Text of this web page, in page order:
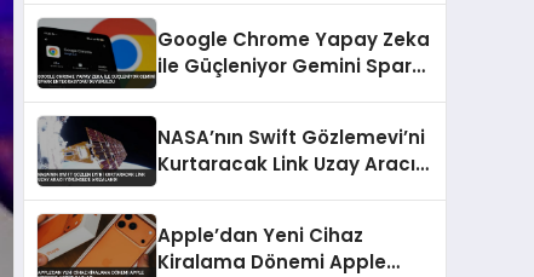
Google Chrome Yapay Zeka
ile Güçleniyor Gemini Spark
NASA’nın Swift Gözlemevi’ni
Kurtaracak Link Uzay Aracı
Apple’dan Yeni Cihaz
Kiralama Dönemi Apple